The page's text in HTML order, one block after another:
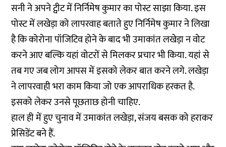
सनी ने अपने ट्वीट में निर्निमेष कुमार का पोस्ट साझा किया. इस
पोस्ट में लखेड़ा को लापरवाह बताते हुए निर्निमेष कुमार ने लिखा
है कि कोरोना पॉजिटिव होने के बाद भी उमाकांत लखेड़ा न वोट
करने आए बल्कि यहां वोटरों से मिलकर प्रचार भी किया. यहां से
तब गए जब लोग आपस में इसको लेकर बात करने लगे. लखेड़ा
ने लापरवाही भरा काम किया जो एक आपराधिक हरकत है.
इसको लेकर उनसे पूछताछ होनी चाहिए.
हाल ही में हुए चुनाव में उमाकांत लखेड़ा, संजय बसक को हराकर
प्रेसिडेंट बने हैं.